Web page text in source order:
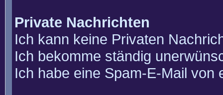
Private Nachrichten
Ich kann keine Privaten
Ich bekomme ständig
Ich habe eine Spam-E-Mail von